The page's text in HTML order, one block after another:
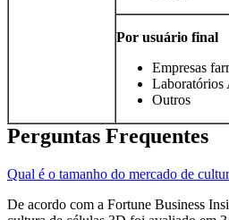
Por usuário final
Empresas
Laboratórios
Outros
Perguntas Frequentes
Qual é o tamanho do mercado de
De acordo com a Fortune Business